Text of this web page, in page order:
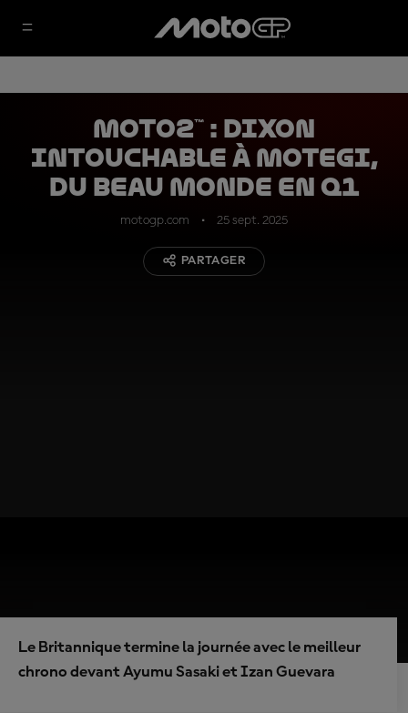
Moto2™ : Dixon
intouchable à Motegi,
du beau monde en Q1
motogp.com 25 sept. 2025
PARTAGER
Le Britannique termine la journée avec le meilleur
chrono devant Ayumu Sasaki et Izan Guevara